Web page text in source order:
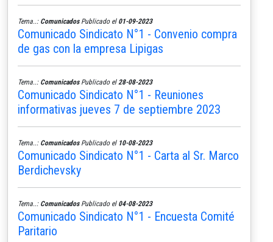
Tema..: ComunicadosPublicado el 01-09-2023
Comunicado Sindicato N°1 - Convenio compra
de gas con la empresa Lipigas
Tema..: ComunicadosPublicado el 28-08-2023
Comunicado Sindicato N°1 - Reuniones
informativas jueves 7 de septiembre 2023
Tema..: ComunicadosPublicado el 10-08-2023
Comunicado Sindicato N°1 - Carta al Sr. Marco
Berdichevsky
Tema..: ComunicadosPublicado el 04-08-2023
Comunicado Sindicato N°1 - Encuesta Comité
Paritario